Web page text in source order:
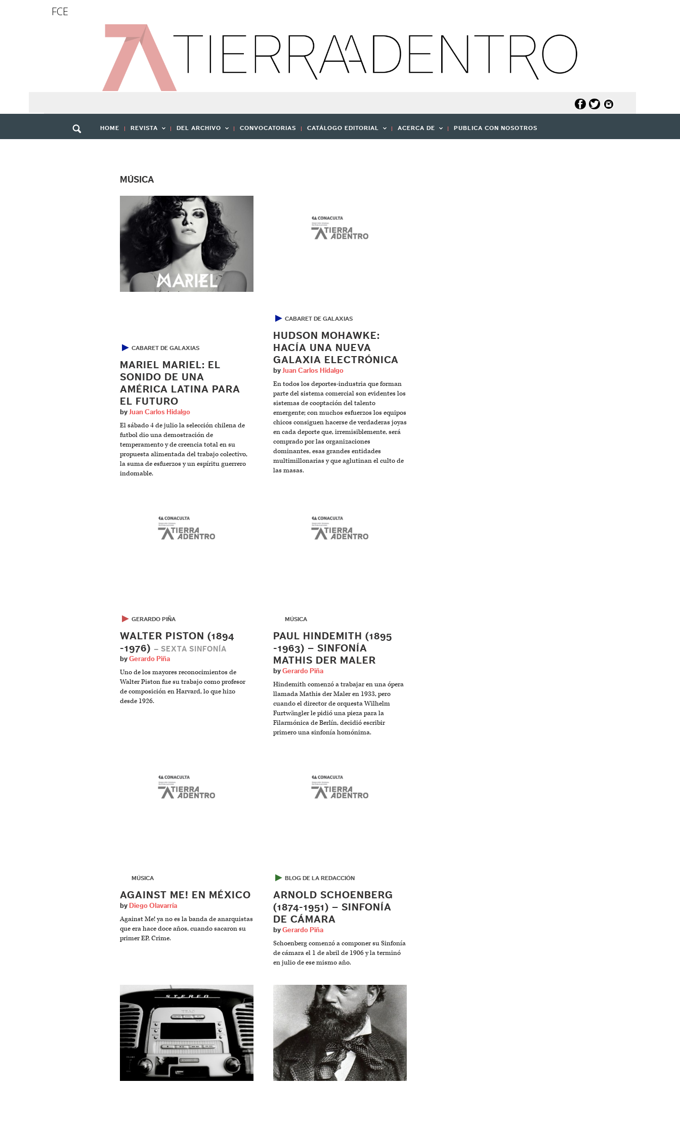
FCE
HOME REVISTA DEL ARCHIVO CONVOCATORIAS CATÁLOGO EDITORIAL ACERCA DE PUBLICA CON NOSOTROS
MÚSICA
▶ CABARET DE GALAXIAS
MARIEL MARIEL: EL
SONIDO DE UNA
AMÉRICA LATINA PARA
EL FUTURO
by Juan Carlos Hidalgo
El sábado 4 de julio la selección chilena de
futbol dio una demostración de
temperamento y de creencia total en su
propuesta alimentada del trabajo colectivo,
la suma de esfuerzos y un espíritu guerrero
indomable.
▶ CABARET DE GALAXIAS
HUDSON MOHAWKE:
HACÍA UNA NUEVA
GALAXIA ELECTRÓNICA
by Juan Carlos Hidalgo
En todos los deportes-industria que forman
parte del sistema comercial son evidentes los
sistemas de cooptación del talento
emergente; con muchos esfuerzos los equipos
chicos consiguen hacerse de verdaderas joyas
en cada deporte que, irremisiblemente, será
comprado por las organizaciones
dominantes, esas grandes entidades
multimillonarias y que aglutinan el culto de
las masas.
▶ GERARDO PIÑA
WALTER PISTON (1894
-1976) – SEXTA SINFONÍA
by Gerardo Piña
Uno de los mayores reconocimientos de
Walter Piston fue su trabajo como profesor
de composición en Harvard, lo que hizo
desde 1926.
MÚSICA
PAUL HINDEMITH (1895
-1963) – SINFONÍA
MATHIS DER MALER
by Gerardo Piña
Hindemith comenzó a trabajar en una ópera
llamada Mathis der Maler en 1933, pero
cuando el director de orquesta Wilhelm
Furtwängler le pidió una pieza para la
Filarmónica de Berlín, decidió escribir
primero una sinfonía homónima.
MÚSICA
AGAINST ME! EN MÉXICO
by Diego Olavarría
Against Me! ya no es la banda de anarquistas
que era hace doce años, cuando sacaron su
primer EP, Crime.
▶ BLOG DE LA REDACCIÓN
ARNOLD SCHOENBERG
(1874-1951) – SINFONÍA
DE CÁMARA
by Gerardo Piña
Schoenberg comenzó a componer su Sinfonía
de cámara el 1 de abril de 1906 y la terminó
en julio de ese mismo año.